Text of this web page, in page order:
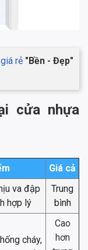
rẻ "Bền - Đẹp"
cửa nhựa
Giá cả
va đập
hợp lý
Trung
bình
cháy,
Cao
hơn